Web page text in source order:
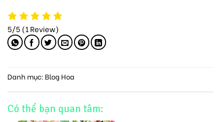
5/5(1 Review)
Danh mục: Blog Hoa
Có thể bạn quan tâm: